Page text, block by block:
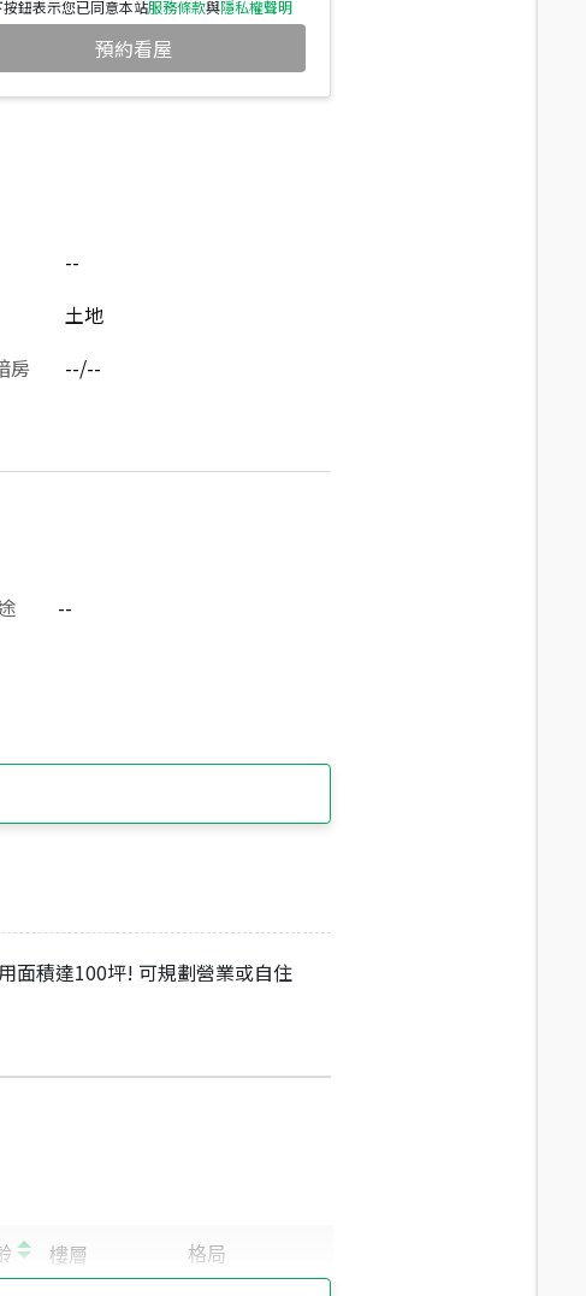
按鈕表示您已同意本站服務條款與隱私權聲明
預約看屋
--
土地
房
--/--
--
面積達100坪! 可規劃營業或自住